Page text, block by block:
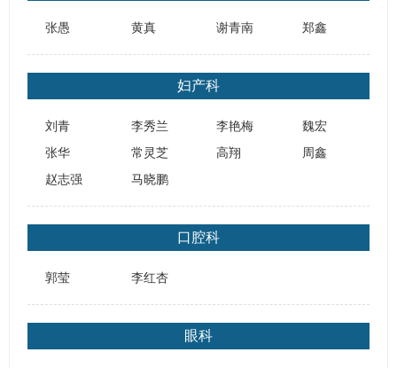
张愚 黄真 谢青南 郑鑫
妇产科
刘青 李秀兰 李艳梅
魏宏
张华
常灵芝 高翔
周鑫
赵志强
马晓鹏
口腔科
郭莹 李红杏
眼科